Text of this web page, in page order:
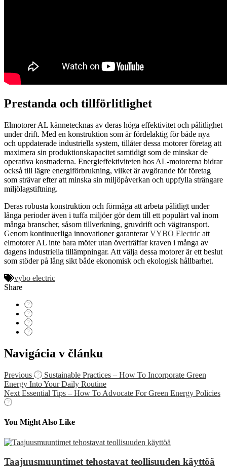
Prestanda och tillförlitlighet
Elmotorer AL kännetecknas av deras höga effektivitet och pålitlighet
under drift. Med en konstruktion som är fördelaktig för både nya
och uppdaterade industriella system, tillåter dessa motorer företag att
maximera sin produktionskapacitet samtidigt som de minskar de
operativa kostnaderna. Energieffektiviteten hos AL-motorerna bidrar
också till lägre energiförbrukning, vilket är avgörande för företag
som strävar efter att minska sin miljöpåverkan och uppfylla strängare
miljölagstiftning.
Deras robusta konstruktion och förmåga att arbeta pålitligt under
långa perioder även i tuffa miljöer gör dem till ett populärt val inom
många branscher, såsom tillverkning, gruvdrift och vägtransport.
Genom kontinuerliga innovationer garanterarVYBO Electric att
elmotorer AL inte bara möter utan överträffar kraven i många av
dagens industriella tillämpningar. Att välja dessa motorer är ett beslut
som stöder på lång sikt både ekonomisk och ekologisk hållbarhet.
vybo electric
Share
Navigácia v článku
Previous
Sustainable Practices – How To Incorporate Green
Energy Into Your Daily Routine
Next Essential Tips – How To Advocate For Green Energy Policies
You Might Also Like
Taajuusmuuntimet tehostavat teollisuuden käyttöä